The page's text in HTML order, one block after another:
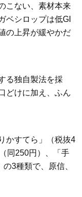
こない、素材本来
ベシロップは低GI
の上昇が緩やかだ
る独自製法を採
どけに加え、ふん
かすてら」（税抜4
同250円）、「手
3種類で、原信、